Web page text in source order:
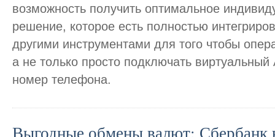
возможность получить оптимальное
решение, которое есть полностью
другими инструментами для того чтобы
а не только просто подключать
номер телефона.
Выгодные обмены валют: Сбербанк